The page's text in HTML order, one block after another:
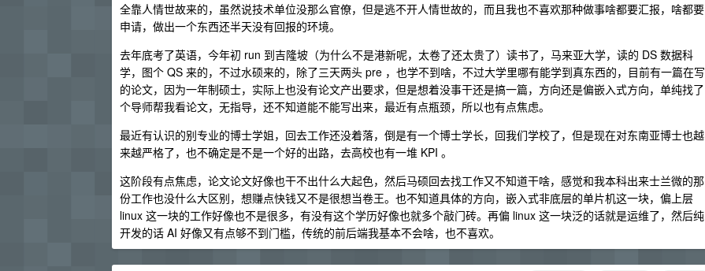
全靠人情世故来的，虽然说技术单位没那么官僚，但是逃不开人情世故的，而且我也不喜欢那种做事啥都要汇报，啥都要
申请，做出一个东西还半天没有回报的环境。
去年底考了英语，今年初 run 到吉隆坡（为什么不是港新呢，太卷了还太贵了）读书了，马来亚大学，读的 DS 数据科
学，图个 QS 来的，不过水硕来的，除了三天两头 pre ，也学不到啥，不过大学里哪有能学到真东西的，目前有一篇在写
的论文，因为一年制硕士，实际上也没有论文产出要求，但是想着没事干还是搞一篇，方向还是偏嵌入式方向，单纯找了
个导师帮我看论文，无指导，还不知道能不能写出来，最近有点瓶颈，所以也有点焦虑。
最近有认识的别专业的博士学姐，回去工作还没着落，倒是有一个博士学长，回我们学校了，但是现在对东南亚博士也越
来越严格了，也不确定是不是一个好的出路，去高校也有一堆 KPI 。
这阶段有点焦虑，论文论文好像也干不出什么大起色，然后马硕回去找工作又不知道干啥，感觉和我本科出来士兰微的那
份工作也没什么大区别，想赚点快钱又不是很想当卷王。也不知道具体的方向，嵌入式非底层的单片机这一块，偏上层
linux 这一块的工作好像也不是很多，有没有这个学历好像也就多个敲门砖。再偏 linux 这一块泛的话就是运维了，然后纯
开发的话 AI 好像又有点够不到门槛，传统的前后端我基本不会啥，也不喜欢。